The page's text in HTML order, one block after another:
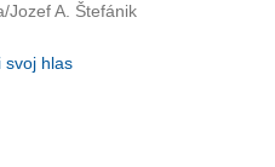
Jozef A. Štefánik
svoj hlas